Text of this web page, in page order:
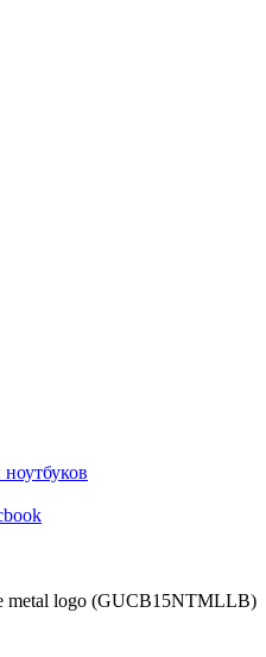
metal logo (GUCB15NTMLLB)